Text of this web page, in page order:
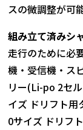
スの微調整が可
組み立て済み
走行のために必
機・受信機・ス
リー(Li-po 2セ
イズ ドリフト用
0サイズ ドリフ